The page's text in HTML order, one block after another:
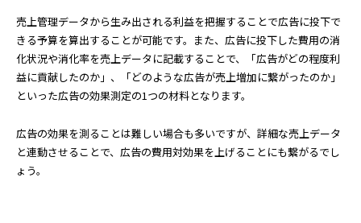
売上管理データから生み出される利益を把握することで広告に投下で
きる予算を算出することが可能です。また、広告に投下した費用の消
化状況や消化率を売上データに記載することで、「広告がどの程度利
益に貢献したのか」、「どのような広告が売上増加に繋がったのか」
といった広告の効果測定の1つの材料となります。
広告の効果を測ることは難しい場合も多いですが、詳細な売上データ
と連動させることで、広告の費用対効果を上げることにも繋がるでし
ょう。